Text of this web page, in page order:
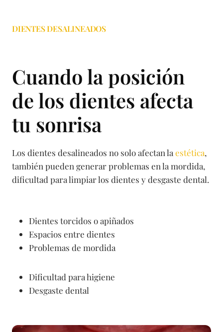
DIENTES DESALINEADOS
Cuando la posición
de los dientes afecta
tu sonrisa
Los dientes desalineados no solo afectan la estética,
también pueden generar problemas en la mordida,
dificultad para limpiar los dientes y desgaste dental.
Dientes torcidos o apiñados
Espacios entre dientes
Problemas de mordida
Dificultad para higiene
Desgaste dental